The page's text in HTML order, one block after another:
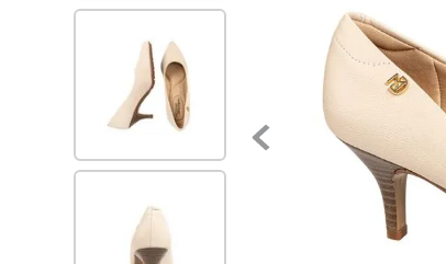
via uno
balerinas
zapatillas urbanas
zapatilla mujer